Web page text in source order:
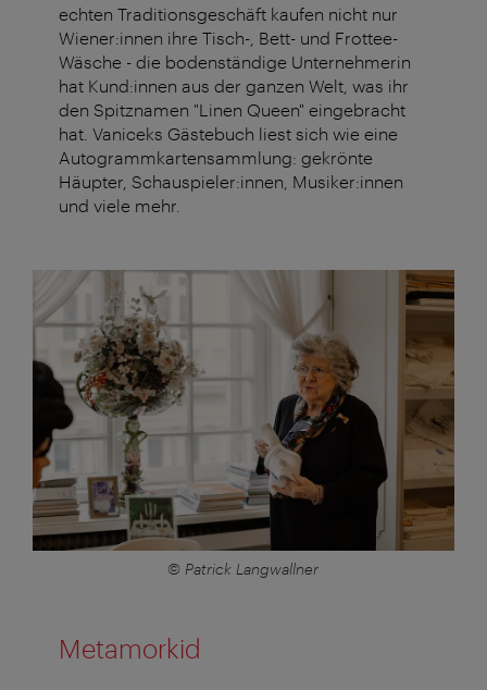
echten Traditionsgeschäft kaufen nicht nur
Wiener:innen ihre Tisch-, Bett- und Frottee-
Wäsche - die bodenständige Unternehmerin
hat Kund:innen aus der ganzen Welt, was ihr
den Spitznamen "Linen Queen" eingebracht
hat. Vaniceks Gästebuch liest sich wie eine
Autogrammkartensammlung: gekrönte
Häupter, Schauspieler:innen, Musiker:innen
und viele mehr.
© Patrick Langwallner
Metamorkid